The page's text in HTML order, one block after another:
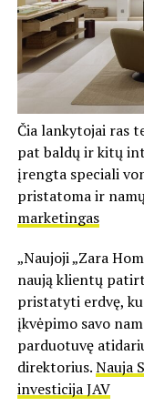
Čia lankytojai ras
pat baldų ir kitų
įrengta speciali
pristatoma ir
marketingas
„Naujoji „Zara
naują klientų
pristatyti erdvę,
įkvėpimo savo
parduotuvę
direktorius.Nauja
investicija JAV